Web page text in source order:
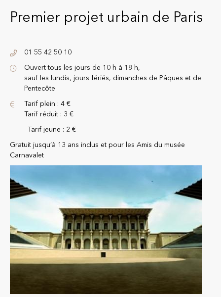
Premier projet urbain de Paris
01 55 42 50 10
Ouvert tous les jours de 10 h à 18 h,
sauf les lundis, jours fériés, dimanches de Pâques et de
Pentecôte
Tarif plein : 4 €
Tarif réduit : 3 €
Tarif jeune : 2 €
Gratuit jusqu’à 13 ans inclus et pour les Amis du musée
Carnavalet